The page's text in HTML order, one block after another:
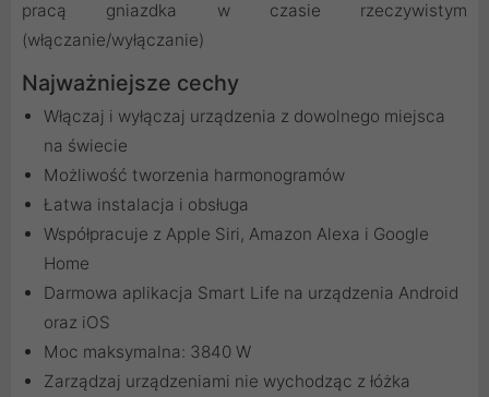
pracą gniazdka w czasie rzeczywistym
(włączanie/wyłączanie)
Najważniejsze cechy
Włączaj i wyłączaj urządzenia z dowolnego miejsca
na świecie
Możliwość tworzenia harmonogramów
Łatwa instalacja i obsługa
Współpracuje z Apple Siri, Amazon Alexa i Google
Home
Darmowa aplikacja Smart Life na urządzenia Android
oraz iOS
Moc maksymalna: 3840 W
Zarządzaj urządzeniami nie wychodząc z łóżka